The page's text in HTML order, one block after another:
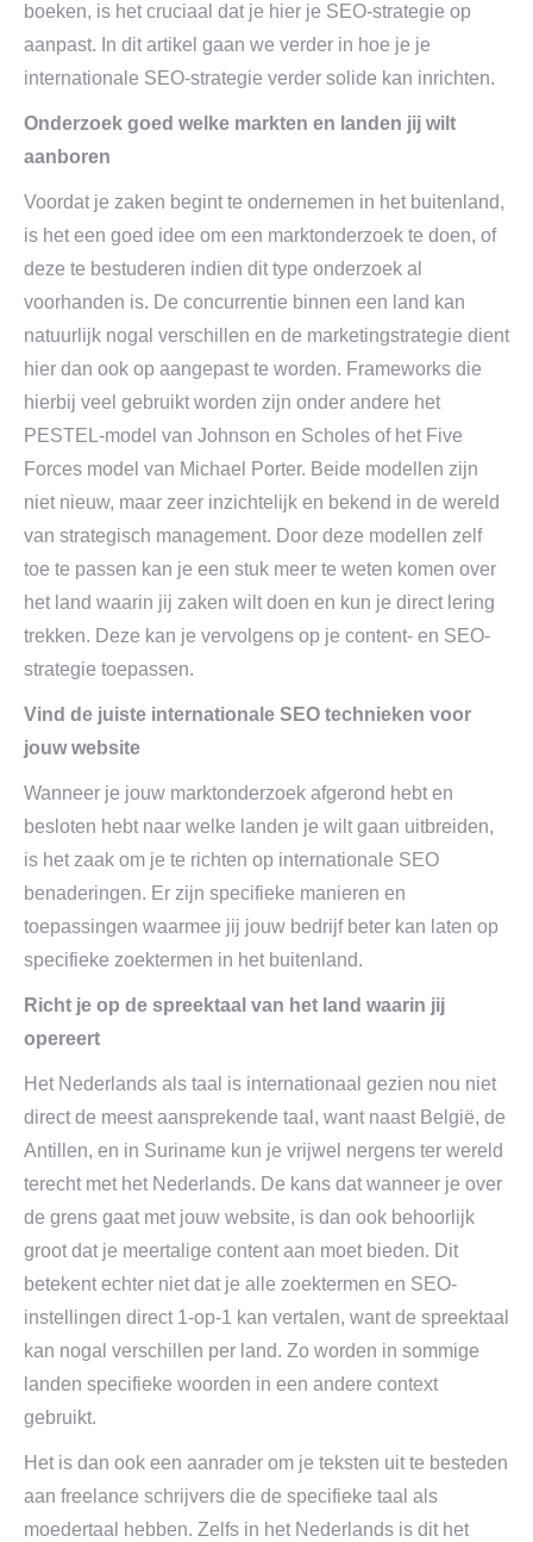
boeken, is het cruciaal dat je hier je SEO-strategie op
aanpast. In dit artikel gaan we verder in hoe je je
internationale SEO-strategie verder solide kan inrichten.
Onderzoek goed welke markten en landen jij wilt
aanboren
Voordat je zaken begint te ondernemen in het buitenland,
is het een goed idee om een marktonderzoek te doen, of
deze te bestuderen indien dit type onderzoek al
voorhanden is. De concurrentie binnen een land kan
natuurlijk nogal verschillen en de marketingstrategie dient
hier dan ook op aangepast te worden. Frameworks die
hierbij veel gebruikt worden zijn onder andere het
PESTEL-model van Johnson en Scholes of het Five
Forces model van Michael Porter. Beide modellen zijn
niet nieuw, maar zeer inzichtelijk en bekend in de wereld
van strategisch management. Door deze modellen zelf
toe te passen kan je een stuk meer te weten komen over
het land waarin jij zaken wilt doen en kun je direct lering
trekken. Deze kan je vervolgens op je content- en SEO-
strategie toepassen.
Vind de juiste internationale SEO technieken voor
jouw website
Wanneer je jouw marktonderzoek afgerond hebt en
besloten hebt naar welke landen je wilt gaan uitbreiden,
is het zaak om je te richten op internationale SEO
benaderingen. Er zijn specifieke manieren en
toepassingen waarmee jij jouw bedrijf beter kan laten op
specifieke zoektermen in het buitenland.
Richt je op de spreektaal van het land waarin jij
opereert
Het Nederlands als taal is internationaal gezien nou niet
direct de meest aansprekende taal, want naast België, de
Antillen, en in Suriname kun je vrijwel nergens ter wereld
terecht met het Nederlands. De kans dat wanneer je over
de grens gaat met jouw website, is dan ook behoorlijk
groot dat je meertalige content aan moet bieden. Dit
betekent echter niet dat je alle zoektermen en SEO-
instellingen direct 1-op-1 kan vertalen, want de spreektaal
kan nogal verschillen per land. Zo worden in sommige
landen specifieke woorden in een andere context
gebruikt.
Het is dan ook een aanrader om je teksten uit te besteden
aan freelance schrijvers die de specifieke taal als
moedertaal hebben. Zelfs in het Nederlands is dit het